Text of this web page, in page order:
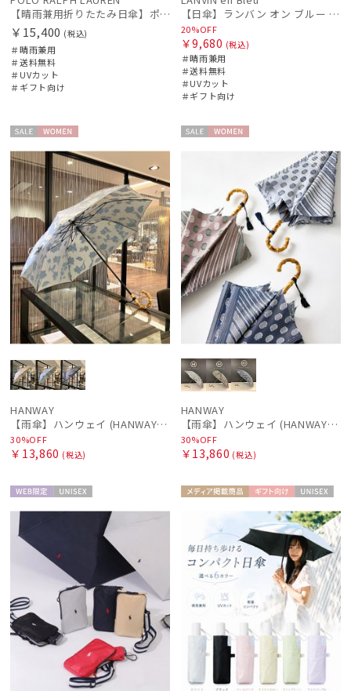
【晴雨兼用折りたたみ日傘】ポロ ラルフ ローレン (POLO RALPH LAUREN) 先染めジャガード 遮光 UV 遮熱
￥15,400 (税込)
＃晴雨兼用
＃送料無料
＃UVカット
＃ギフト向け
【日傘】ランバン オン ブルー (LANVIN en Bleu) ラッフルフリル ショート折りたたみ傘 楽折り
20%OFF
￥9,680 (税込)
＃晴雨兼用
＃送料無料
＃UVカット
＃ギフト向け
ル
N
HANWAY
【雨傘】ハンウェイ (HANWAY) Lily CJ（リリー・シー・ジェー） 日本製 親骨：51～55cm
30%OFF
￥13,860 (税込)
HANWAY
【雨傘】ハンウェイ (HANWAY) Pカットジャカード Dot & Stripe mix CJ ドット・アンド・ストライプ・シー・ジェー ショート長傘 日本製
30%OFF
￥13,860 (税込)
定
向け
X